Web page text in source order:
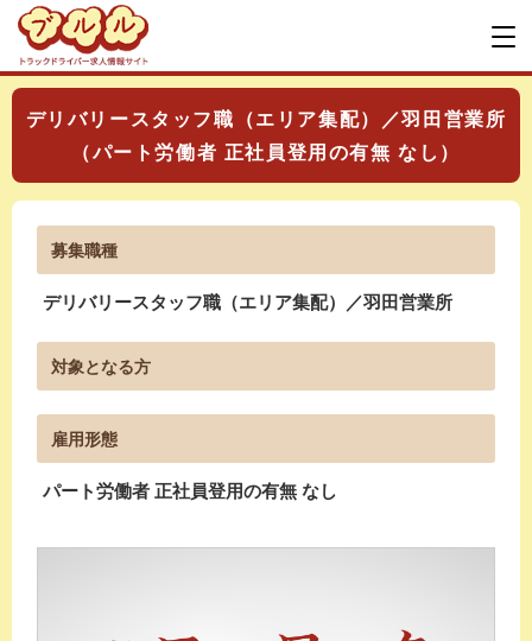
デリバリースタッフ職（エリア集配）／羽田営業所
（パート労働者 正社員登用の有無 なし）
募集職種
デリバリースタッフ職（エリア集配）／羽田営業所
対象となる方
雇用形態
パート労働者 正社員登用の有無 なし